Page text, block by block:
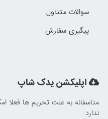
سوالات متداول
پیگیری سفارش
اپلیکشن یدک شاپ
متاسفانه به علت تحریم ها فعلا
ندارد